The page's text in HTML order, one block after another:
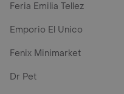
Feria Emilia Tellez
Emporio El Unico
Fenix Minimarket
Dr Pet